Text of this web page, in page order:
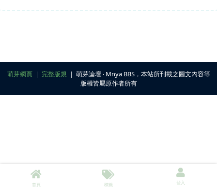
萌芽網頁｜ 完整版規 ｜ 萌芽論壇 ‧ Mnya BBS，本站所刊載之圖文內容等
版權皆屬原作者所有
首頁 標籤 登入